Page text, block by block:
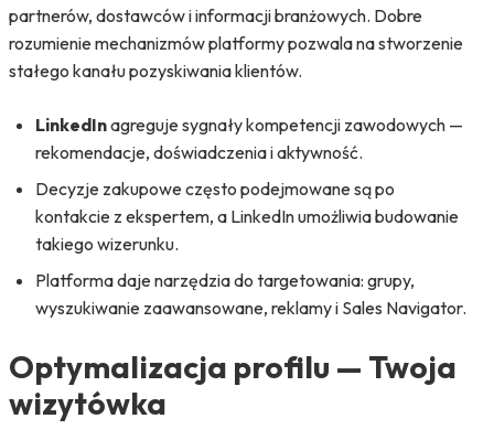
partnerów, dostawców i informacji branżowych. Dobre
rozumienie mechanizmów platformy pozwala na stworzenie
stałego kanału pozyskiwania klientów.
LinkedInagreguje sygnały kompetencji zawodowych —
rekomendacje, doświadczenia i aktywność.
Decyzje zakupowe często podejmowane są po
kontakcie z ekspertem, a LinkedIn umożliwia budowanie
takiego wizerunku.
Platforma daje narzędzia do targetowania: grupy,
wyszukiwanie zaawansowane, reklamy i Sales Navigator.
Optymalizacja profilu — Twoja
wizytówka